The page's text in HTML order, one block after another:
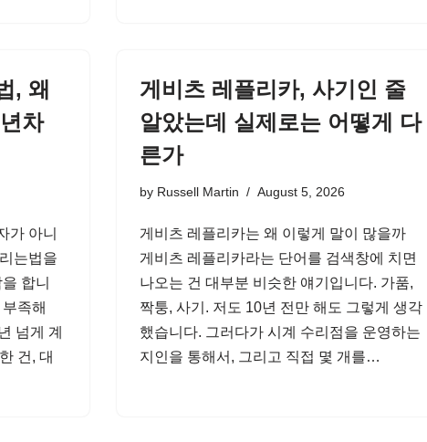
, 왜
차
가 아니
는법을
합니
족해
넘게 계
건, 대
게비츠 레플리카, 사기인 줄
알았는데 실제로는 어떻게 다
른가
by Russell Martin August 5, 2026
게비츠 레플리카는 왜 이렇게 말이 많을까
게비츠 레플리카라는 단어를 검색창에 치면
나오는 건 대부분 비슷한 얘기입니다. 가품,
짝퉁, 사기. 저도 10년 전만 해도 그렇게 생각
했습니다. 그러다가 시계 수리점을 운영하는
지인을 통해서, 그리고 직접 몇 개를…